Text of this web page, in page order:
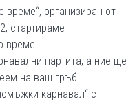
време“, организиран от
стартираме
време!
партита, а ние ще
на ваш гръб
карнавал“ с